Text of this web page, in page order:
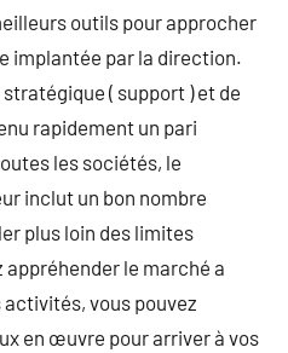
outils pour approcher
implantée par la direction.
( support ) et de
rapidement un pari
les sociétés, le
inclut un bon nombre
plus loin des limites
appréhender le marché a
vous pouvez
en œuvre pour arriver à vos